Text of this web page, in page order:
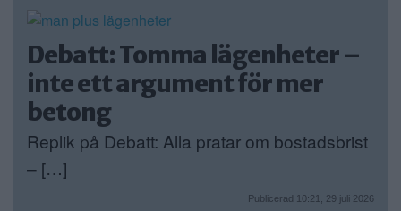
Debatt: Tomma lägenheter –
inte ett argument för mer
betong
Replik på Debatt: Alla pratar om bostadsbrist
– […]
Publicerad 10:21, 29 juli 2026